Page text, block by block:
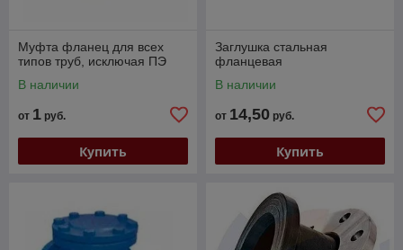
Муфта фланец для всех
типов труб, исключая ПЭ
В наличии
от 1 руб.
Купить
Заглушка стальная
фланцевая
В наличии
от 14,50 руб.
Купить